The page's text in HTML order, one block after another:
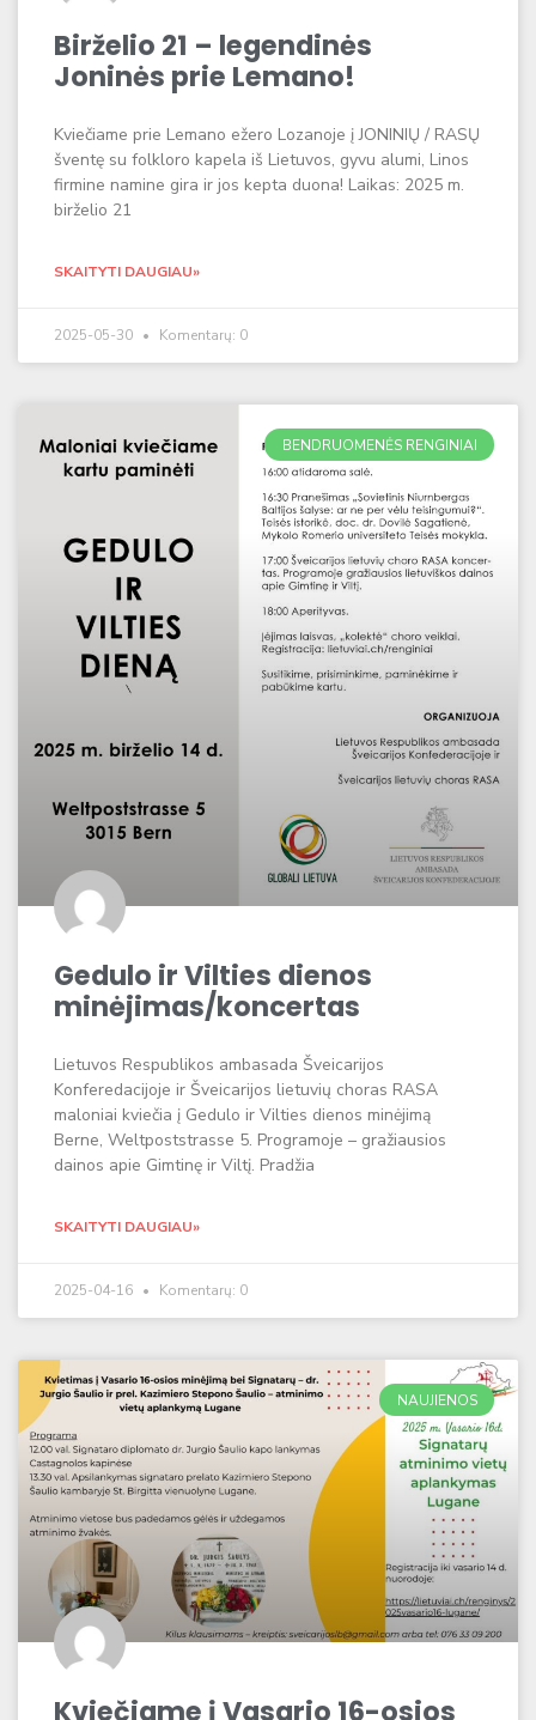
Birželio 21 – legendinės
Joninės prie Lemano!
Kviečiame prie Lemano ežero Lozanoje į JONINIŲ / RASŲ
šventę su folkloro kapela iš Lietuvos, gyvu alumi, Linos
firmine namine gira ir jos kepta duona! Laikas: 2025 m.
birželio 21
SKAITYTI DAUGIAU»
2025-05-30 Komentarų: 0
BENDRUOMENĖS RENGINIAI
Gedulo ir Vilties dienos
minėjimas/koncertas
Lietuvos Respublikos ambasada Šveicarijos
Konferedacijoje ir Šveicarijos lietuvių choras RASA
maloniai kviečia į Gedulo ir Vilties dienos minėjimą
Berne, Weltpoststrasse 5. Programoje – gražiausios
dainos apie Gimtinę ir Viltį. Pradžia
SKAITYTI DAUGIAU»
2025-04-16 Komentarų: 0
NAUJIENOS
Kviečiame į Vasario 16-osios